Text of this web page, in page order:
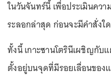
ในวันจันทร์นี้ เพื่อประเมินคว
ระลอกล่าสุด ก่อนจะมีคำสั่งใ
ทั้งนี้ เกาะซานโตรินีเผชิญกับ
ตั้งอยู่บนจุดที่มีรอยเลื่อนของ